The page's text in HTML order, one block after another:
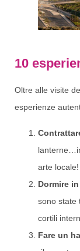
10
Oltre alle visite
esperienze
arte locale!
Dormire
sono state
cortili
Fare un